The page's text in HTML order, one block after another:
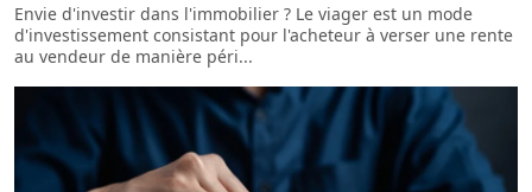
Envie d'investir dans l'immobilier ? Le viager est un mode
d'investissement consistant pour l'acheteur à verser une rente
au vendeur de manière péri...